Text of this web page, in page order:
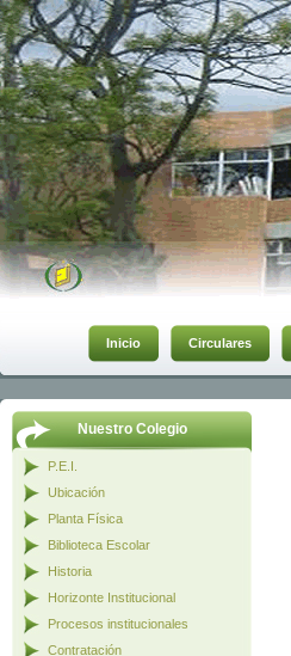
Inicio Circulares
Nuestro Colegio
P.E.I.
Ubicación
Planta Física
Biblioteca Escolar
Historia
Horizonte Institucional
Procesos institucionales
Contratación